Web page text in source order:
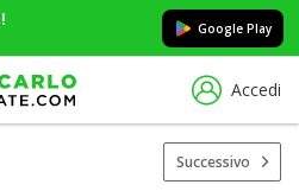
Google Play
Accedi
Successivo